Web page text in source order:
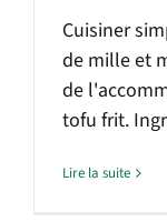
Cuisiner
de mille et
de
tofu frit.
Lire la suite